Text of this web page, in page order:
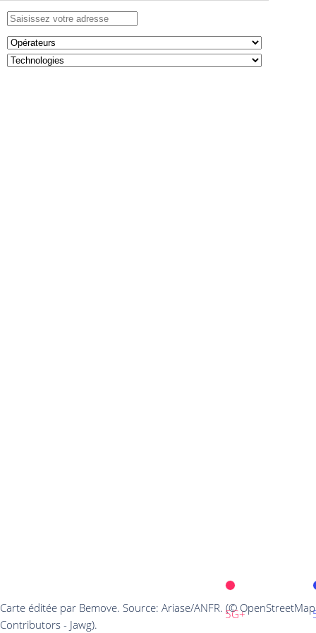
5G+
Carte éditée par Bemove. Source: Ariase/ANFR. (© OpenStreetMap
Contributors - Jawg).